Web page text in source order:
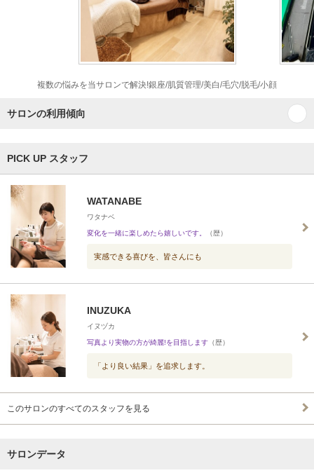
複数の悩みを当サロンで解決!銀座/肌質管理/美白/毛穴/脱毛/小顔
サロンの利用傾向
PICK UP スタッフ
WATANABE
ワタナベ
変化を一緒に楽しめたら嬉しいです。 （歴）
実感できる喜びを、皆さんにも
INUZUKA
イヌヅカ
写真より実物の方が綺麗!を目指します （歴）
「より良い結果」を追求します。
このサロンのすべてのスタッフを見る
サロンデータ